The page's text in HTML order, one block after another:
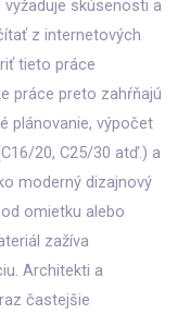
skúsenosti a
z internetových
tieto práce
práce preto zahŕňajú
plánovanie, výpočet
20, C25/30 atď.) a
moderný dizajnový
omietku alebo
zažíva
Architekti a
častejšie